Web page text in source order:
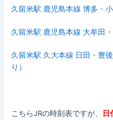
久留米駅 鹿児島本線 博多・
久留米駅 鹿児島本線 大牟田
久留米駅 久大本線 日田・豊
り）
こちらJRの時刻表ですが、